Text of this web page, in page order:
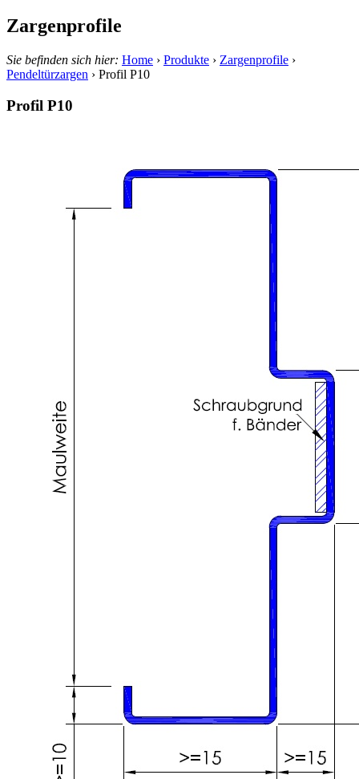
Zargenprofile
Sie befinden sich hier: Home › Produkte › Zargenprofile ›
Pendeltürzargen › Profil P10
Profil P10